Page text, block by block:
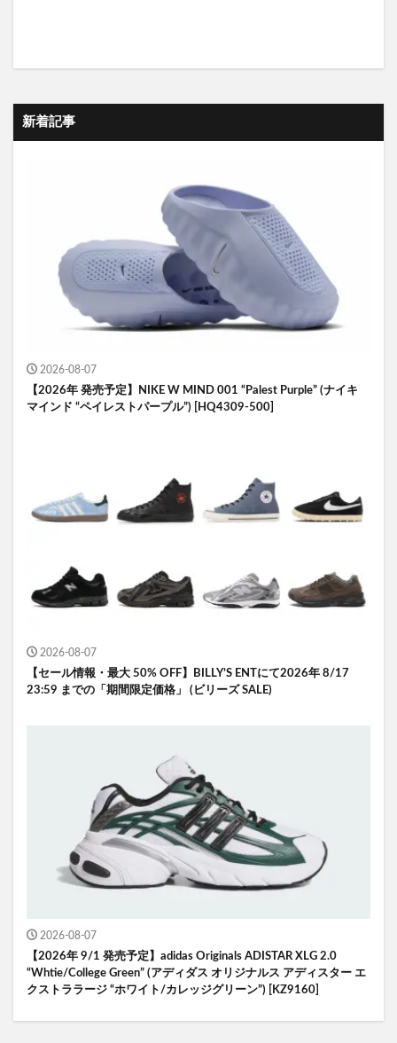
新着記事
2026-08-07
【2026年 発売予定】NIKE W MIND 001 “Palest Purple” (ナイキ
マインド “ペイレストパープル”) [HQ4309-500]
2026-08-07
【セール情報・最大 50% OFF】BILLY’S ENTにて2026年 8/17
23:59 までの「期間限定価格」 (ビリーズ SALE)
2026-08-07
【2026年 9/1 発売予定】adidas Originals ADISTAR XLG 2.0
“Whtie/College Green” (アディダス オリジナルス アディスター エ
クストララージ “ホワイト/カレッジグリーン”) [KZ9160]